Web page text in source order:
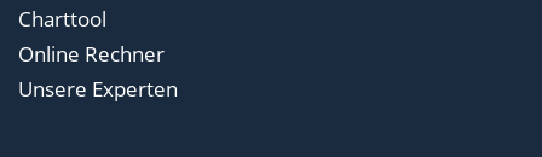
Charttool
Online Rechner
Unsere Experten